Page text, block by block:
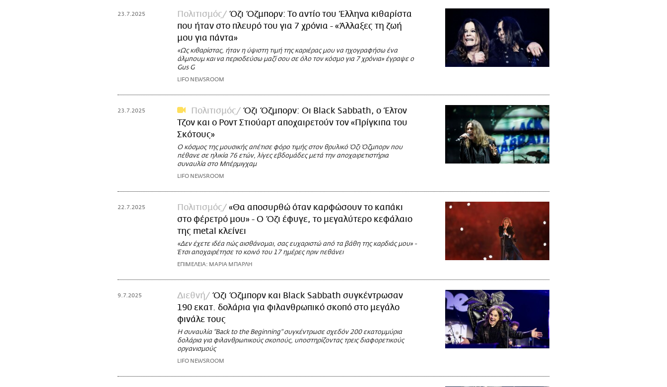
23.7.2025 Πολιτισμός
Όζι Όζμπορν: Το αντίο του Έλληνα κιθαρίστα
που ήταν στο πλευρό του για 7 χρόνια - «Άλλαξες τη ζωή
μου για πάντα»
«Ως κιθαρίστας, ήταν η ύψιστη τιμή της καριέρας μου να ηχογραφήσω ένα
άλμπουμ και να περιοδεύσω μαζί σου σε όλο τον κόσμο για 7 χρόνια» έγραψε ο
Gus G
LIFO NEWSROOM
23.7.2025 Πολιτισμός
Όζι Όζμπορν: Οι Black Sabbath, ο Έλτον
Τζον και ο Ροντ Στιούαρτ αποχαιρετούν τον «Πρίγκιπα του
Σκότους»
Ο κόσμος της μουσικής απέτισε φόρο τιμής στον θρυλικό Όζι Όζμπορν που
πέθανε σε ηλικία 76 ετών, λίγες εβδομάδες μετά την αποχαιρετιστήρια
συναυλία στο Μπέρμιγχαμ
LIFO NEWSROOM
22.7.2025 Πολιτισμός
«Θα αποσυρθώ όταν καρφώσουν το καπάκι
στο φέρετρό μου» - Ο Όζι έφυγε, το μεγαλύτερο κεφάλαιο
της metal κλείνει
«Δεν έχετε ιδέα πώς αισθάνομαι, σας ευχαριστώ από τα βάθη της καρδιάς μου» -
Έτσι αποχαιρέτησε το κοινό του 17 ημέρες πριν πεθάνει
ΕΠΙΜΕΛΕΙΑ: ΜΑΡΙΑ ΜΠΑΡΛΗ
9.7.2025 Διεθνή
Όζι Όζμπορν και Black Sabbath συγκέντρωσαν
190 εκατ. δολάρια για φιλανθρωπικό σκοπό στο μεγάλο
φινάλε τους
Η συναυλία "Back to the Beginning" συγκέντρωσε σχεδόν 200 εκατομμύρια
δολάρια για φιλανθρωπικούς σκοπούς, υποστηρίζοντας τρεις διαφορετικούς
οργανισμούς
LIFO NEWSROOM